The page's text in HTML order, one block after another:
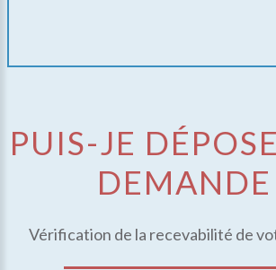
PUIS-JE
DEMANDE
Vérification de la recevabilité de